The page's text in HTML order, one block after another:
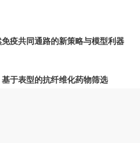
疫共同通路的新策略与模型利器
于表型的抗纤维化药物筛选